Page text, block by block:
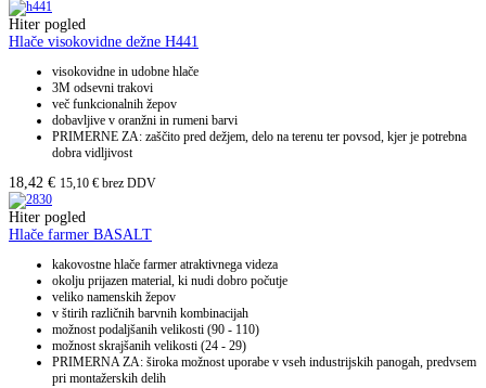
Hiter pogled
Hlače visokovidne dežne H441
visokovidne in udobne hlače
3M odsevni trakovi
več funkcionalnih žepov
dobavljive v oranžni in rumeni barvi
PRIMERNE ZA: zaščito pred dežjem, delo na terenu ter povsod, kjer je potrebna
dobra vidljivost
18,42 € 15,10 € brez DDV
Hiter pogled
Hlače farmer BASALT
kakovostne hlače farmer atraktivnega videza
okolju prijazen material, ki nudi dobro počutje
veliko namenskih žepov
v štirih različnih barvnih kombinacijah
možnost podaljšanih velikosti (90 - 110)
možnost skrajšanih velikosti (24 - 29)
PRIMERNA ZA: široka možnost uporabe v vseh industrijskih panogah, predvsem
pri montažerskih delih